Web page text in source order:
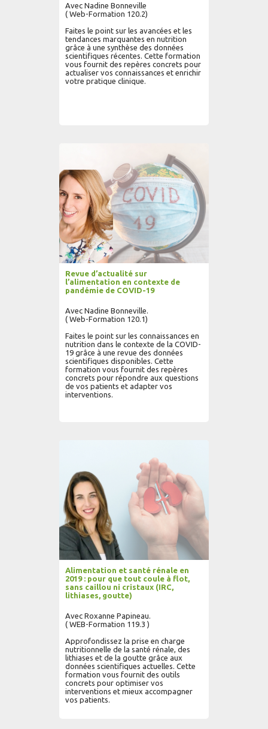
Avec Nadine Bonneville
( Web-Formation 120.2)
Faites le point sur les avancées et les
tendances marquantes en nutrition
grâce à une synthèse des données
scientifiques récentes. Cette formation
vous fournit des repères concrets pour
actualiser vos connaissances et enrichir
votre pratique clinique.
Revue d’actualité sur
l’alimentation en contexte de
pandémie de COVID-19
Avec Nadine Bonneville.
( Web-Formation 120.1)
Faites le point sur les connaissances en
nutrition dans le contexte de la COVID-
19 grâce à une revue des données
scientifiques disponibles. Cette
formation vous fournit des repères
concrets pour répondre aux questions
de vos patients et adapter vos
interventions.
Alimentation et santé rénale en
2019 : pour que tout coule à flot,
sans caillou ni cristaux (IRC,
lithiases, goutte)
Avec Roxanne Papineau.
( WEB-Formation 119.3 )
Approfondissez la prise en charge
nutritionnelle de la santé rénale, des
lithiases et de la goutte grâce aux
données scientifiques actuelles. Cette
formation vous fournit des outils
concrets pour optimiser vos
interventions et mieux accompagner
vos patients.